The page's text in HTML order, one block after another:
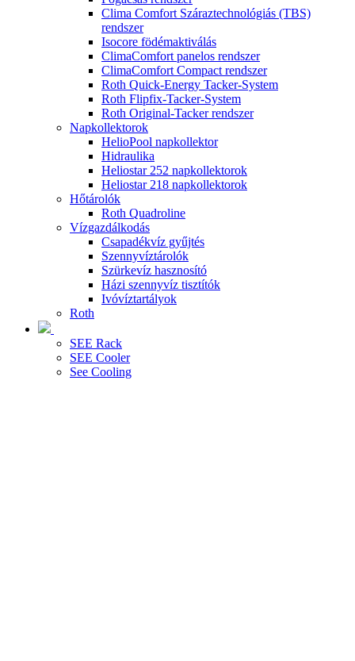
Clima Comfort Száraztechnológiás (TBS)
rendszer
Isocore födémaktiválás
ClimaComfort panelos rendszer
ClimaComfort Compact rendszer
Roth Quick-Energy Tacker-System
Roth Flipfix-Tacker-System
Roth Original-Tacker rendszer
Napkollektorok
HelioPool napkollektor
Hidraulika
Heliostar 252 napkollektorok
Heliostar 218 napkollektorok
Hőtárolók
Roth Quadroline
Vízgazdálkodás
Csapadékvíz gyűjtés
Szennyvíztárolók
Szürkevíz hasznosító
Házi szennyvíz tisztítók
Ivóvíztartályok
Roth
SEE Rack
SEE Cooler
See Cooling